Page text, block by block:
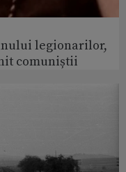
legionarilor,
comuniștii